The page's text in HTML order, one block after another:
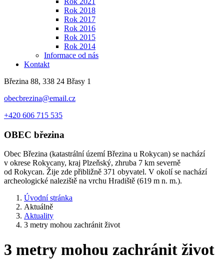
Rok 2018
Rok 2017
Rok 2016
Rok 2015
Rok 2014
Informace od nás
Kontakt
Březina 88, 338 24 Břasy 1
obecbrezina@email.cz
+420 606 715 535
OBEC březina
Obec Březina (katastrální území Březina u Rokycan) se nachází
v okrese Rokycany, kraj Plzeňský, zhruba 7 km severně
od Rokycan. Žije zde přibližně 371 obyvatel. V okolí se nachází
archeologické naleziště na vrchu Hradiště (619 m n. m.).
Úvodní stránka
Aktuálně
Aktuality
3 metry mohou zachránit život
3 metry mohou zachránit život